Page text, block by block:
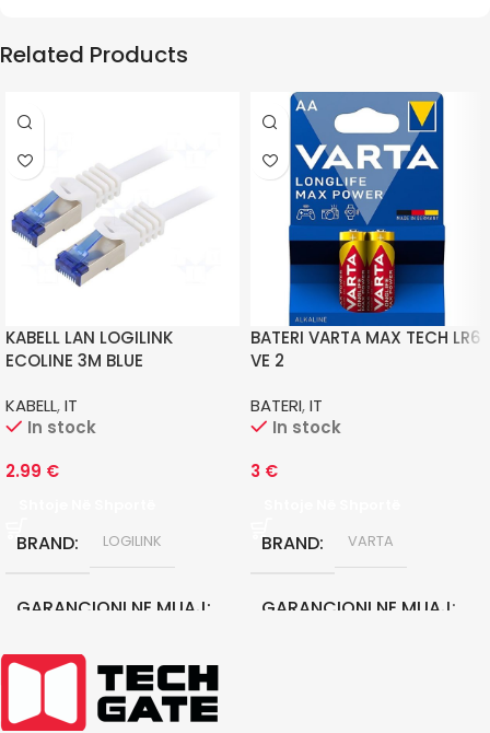
Related Products
KABELL LAN LOGILINK
ECOLINE 3M BLUE
KABELL,IT
In stock
2.99 €
BRAND LOGILINK
GARANCIONI NE MUAJ
0
BATERI VARTA MAX TECH LR6
VE 2
BATERI,IT
In stock
3 €
BRAND VARTA
GARANCIONI NE MUAJ